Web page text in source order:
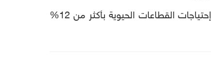
وكانت شركةالنفط اليمنية بصنعاء اعترفت في وقت سابق على لسان مسئوليها بأنها عاجزة عن تغطية إحتياجات القطاعات الحيوية بأكثر من 12%